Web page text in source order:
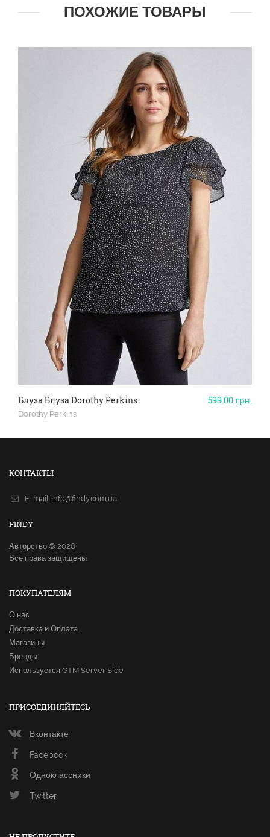
ПОХОЖИЕ ТОВАРЫ
599.00грн.
Блуза Блуза Dorothy Perkins
Dorothy Perkins
КОНТАКТЫ
E-mail. info@findy.com.ua
FINDY
Авторство © 2026
Все права защищены.
ПОКУПАТЕЛЯМ
О нас
Доставка и Оплата
Магазины
Бренды
Используется GTM Server Side
ПРИСОЕДИНЯЙТЕСЬ
Вконтакте
Facebook
Одноклассники
Twitter